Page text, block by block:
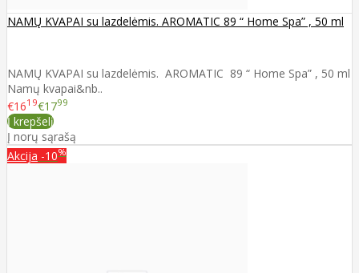
NAMŲ KVAPAI su lazdelėmis. AROMATIC 89 “ Home Spa” , 50 ml
NAMŲ KVAPAI su lazdelėmis. AROMATIC 89 “ Home Spa” , 50 ml
Namų kvapai&nb..
€1619€1799
Į krepšelį
Į norų sąrašą
Akcija -10%